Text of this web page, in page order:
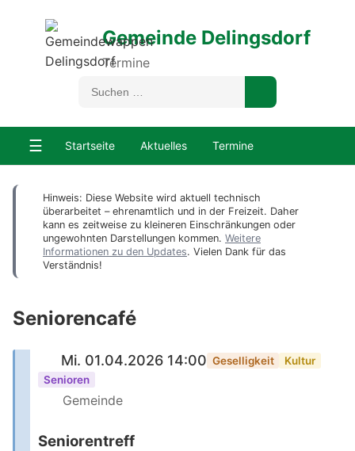
Gemeinde Delingsdorf
Termine
☰ Startseite Aktuelles Termine
Hinweis: Diese Website wird aktuell technisch
überarbeitet – ehrenamtlich und in der Freizeit. Daher
kann es zeitweise zu kleineren Einschränkungen oder
ungewohnten Darstellungen kommen. Weitere
Informationen zu den Updates. Vielen Dank für das
Verständnis!
Seniorencafé
Mi. 01.04.2026 14:00 Geselligkeit
Kultur
Senioren
Gemeinde
Seniorentreff